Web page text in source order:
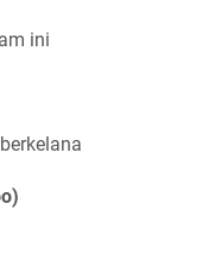
ini